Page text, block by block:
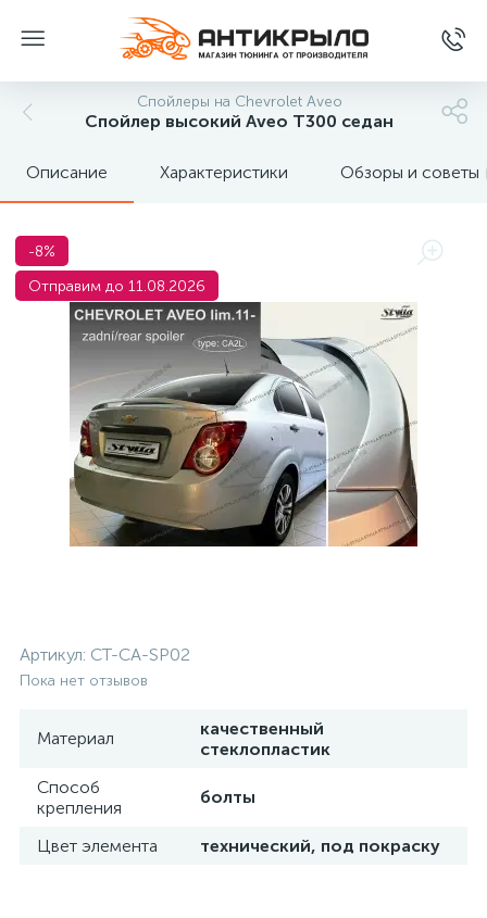
Спойлеры на Chevrolet Aveo
Спойлер высокий Aveo T300 седан
Описание Характеристики Обзоры и советы
-8%
Отправим до 11.08.2026
Артикул: CT-CA-SP02
Пока нет отзывов
Материал
качественный
стеклопластик
Способ
крепления
болты
Цвет элемента технический, под покраску